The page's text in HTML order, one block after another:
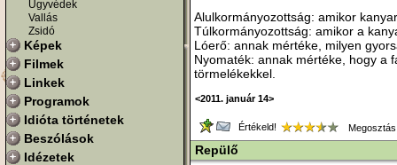
Ügyvédek
Vallás
Zsidó
Képek
Filmek
Linkek
Programok
Idióta történetek
Beszólások
Idézetek
Alulkormányozottság: amikor
Túlkormányozottság: amikor a
Lóerő: annak mértéke, milyen
Nyomaték: annak mértéke, hogy a
törmelékekkel.
<2011. január 14>
Értékeld!
Repülő